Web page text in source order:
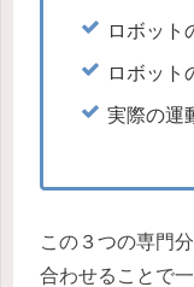
ロボット
ロボット
実際の運
この３つの専門
合わせることで